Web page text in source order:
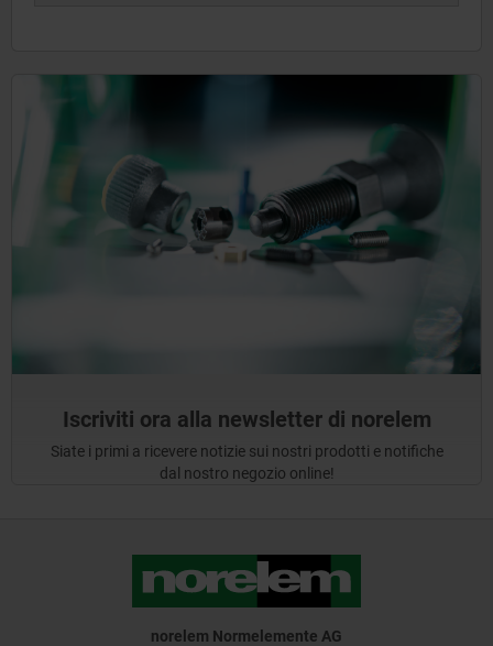
Iscriviti ora alla newsletter di norelem
Siate i primi a ricevere notizie sui nostri prodotti e notifiche
dal nostro negozio online!
norelem Normelemente AG